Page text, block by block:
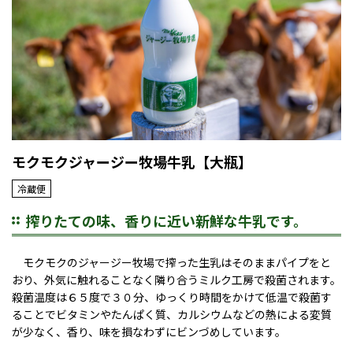
モクモクジャージー牧場牛乳【大瓶】
冷蔵便
搾りたての味、香りに近い新鮮な牛乳です。
モクモクのジャージー牧場で搾った生乳はそのままパイプをと
おり、外気に触れることなく隣り合うミルク工房で殺菌されます。
殺菌温度は６５度で３０分、ゆっくり時間をかけて低温で殺菌す
ることでビタミンやたんぱく質、カルシウムなどの熱による変質
が少なく、香り、味を損なわずにビンづめしています。